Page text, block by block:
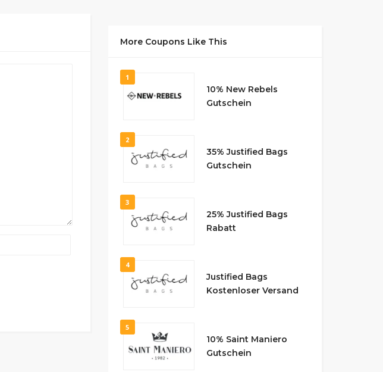
More Coupons Like This
1
10% New Rebels
Gutschein
2
35% Justified Bags
Gutschein
3
25% Justified Bags
Rabatt
4
Justified Bags
Kostenloser Versand
5
10% Saint Maniero
Gutschein